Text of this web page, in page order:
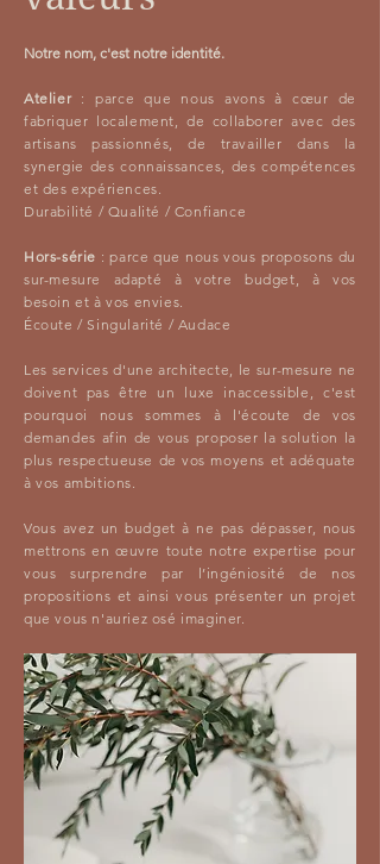
Notre nom, c'est notre identité.
Atelier: parce que nous avons à cœur de
fabriquer localement, de collaborer avec des
artisans passionnés, de travailler dans la
synergie des connaissances, des compétences
et des expériences.
Durabilité / Qualité / Confiance
Hors-série : parce que nous vous proposons du
sur-mesure adapté à votre budget, à vos
besoin et à vos envies.
Écoute / Singularité / Audace
Les services d'une architecte, le sur-mesure ne
doivent pas être un luxe inaccessible, c'est
pourquoi nous sommes à l'écoute de vos
demandes afin de vous proposer la solution la
plus respectueuse de vos moyens et adéquate
à vos ambitions.
Vous avez un budget à ne pas dépasser, nous
mettrons en œuvre toute notre expertise pour
vous surprendre par l’ingéniosité de nos
propositions et ainsi vous présenter un projet
que vous n'auriez osé imaginer.